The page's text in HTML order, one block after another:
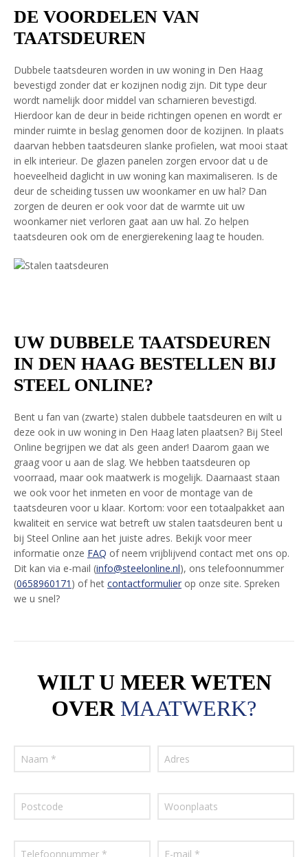
DE VOORDELEN VAN
TAATSDEUREN
Dubbele taatsdeuren worden in uw woning in Den Haag
bevestigd zonder dat er kozijnen nodig zijn. Dit type deur
wordt namelijk door middel van scharnieren bevestigd.
Hierdoor kan de deur in beide richtingen openen en wordt er
minder ruimte in beslag genomen door de kozijnen. In plaats
daarvan hebben taatsdeuren slanke profielen, wat mooi staat
in elk interieur. De glazen panelen zorgen ervoor dat u de
hoeveelheid daglicht in uw woning kan maximaliseren. Is de
deur de scheiding tussen uw woonkamer en uw hal? Dan
zorgen de deuren er ook voor dat de warmte uit uw
woonkamer niet verloren gaat aan uw hal. Zo helpen
taatsdeuren ook om de energierekening laag te houden.
UW DUBBELE TAATSDEUREN
IN DEN HAAG BESTELLEN BIJ
STEEL ONLINE?
Bent u fan van (zwarte) stalen dubbele taatsdeuren en wilt u
deze ook in uw woning in Den Haag laten plaatsen? Bij Steel
Online begrijpen we dat als geen ander! Daarom gaan we
graag voor u aan de slag. We hebben taatsdeuren op
voorraad, maar ook maatwerk is mogelijk. Daarnaast staan
we ook voor het inmeten en voor de montage van de
taatsdeuren voor u klaar. Kortom: voor een totaalpakket aan
kwaliteit en service wat betreft uw stalen taatsdeuren bent u
bij Steel Online aan het juiste adres. Bekijk voor meer
informatie onze FAQ of neem vrijblijvend contact met ons op.
Dit kan via e-mail (info@steelonline.nl), ons telefoonnummer
(0658960171 ) of het contactformulier op onze site. Spreken
we u snel?
WILT U MEER WETEN
OVER MAATWERK?